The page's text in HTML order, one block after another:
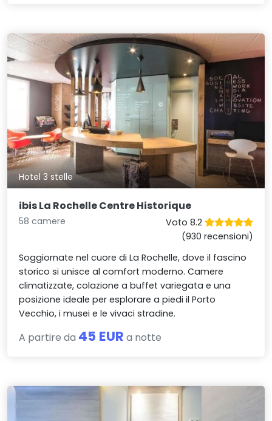
Hotel 3 stelle
ibis La Rochelle Centre Historique
58 camere
Voto 8.2
(930 recensioni)
Soggiornate nel cuore di La Rochelle, dove il fascino
storico si unisce al comfort moderno. Camere
climatizzate, colazione a buffet variegata e una
posizione ideale per esplorare a piedi il Porto
Vecchio, i musei e le vivaci stradine.
A partire da 45 EUR a notte